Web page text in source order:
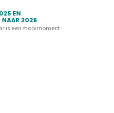
EN
NAAR 2026
is een mooi moment